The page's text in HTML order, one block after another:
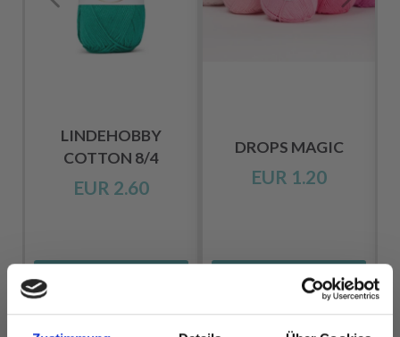
LINDEHOBBY
COTTON 8/4
EUR 2.60
DROPS MAGIC
EUR 1.20
Alle Optionen
ansehen